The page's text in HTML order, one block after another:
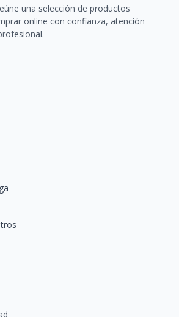
una selección de productos
online con confianza, atención